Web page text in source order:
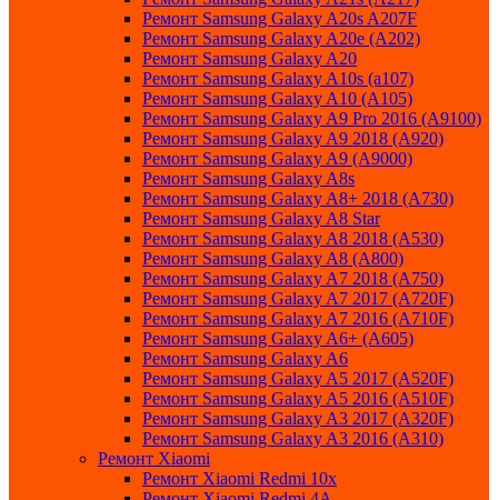
Ремонт Samsung Galaxy A20s A207F
Ремонт Samsung Galaxy A20e (A202)
Ремонт Samsung Galaxy A20
Ремонт Samsung Galaxy A10s (a107)
Ремонт Samsung Galaxy A10 (A105)
Ремонт Samsung Galaxy A9 Pro 2016 (A9100)
Ремонт Samsung Galaxy A9 2018 (A920)
Ремонт Samsung Galaxy A9 (A9000)
Ремонт Samsung Galaxy A8s
Ремонт Samsung Galaxy A8+ 2018 (A730)
Ремонт Samsung Galaxy A8 Star
Ремонт Samsung Galaxy A8 2018 (A530)
Ремонт Samsung Galaxy A8 (A800)
Ремонт Samsung Galaxy A7 2018 (A750)
Ремонт Samsung Galaxy A7 2017 (A720F)
Ремонт Samsung Galaxy A7 2016 (A710F)
Ремонт Samsung Galaxy A6+ (A605)
Ремонт Samsung Galaxy A6
Ремонт Samsung Galaxy A5 2017 (A520F)
Ремонт Samsung Galaxy A5 2016 (A510F)
Ремонт Samsung Galaxy A3 2017 (A320F)
Ремонт Samsung Galaxy A3 2016 (A310)
Ремонт Xiaomi
Ремонт Xiaomi Redmi 10x